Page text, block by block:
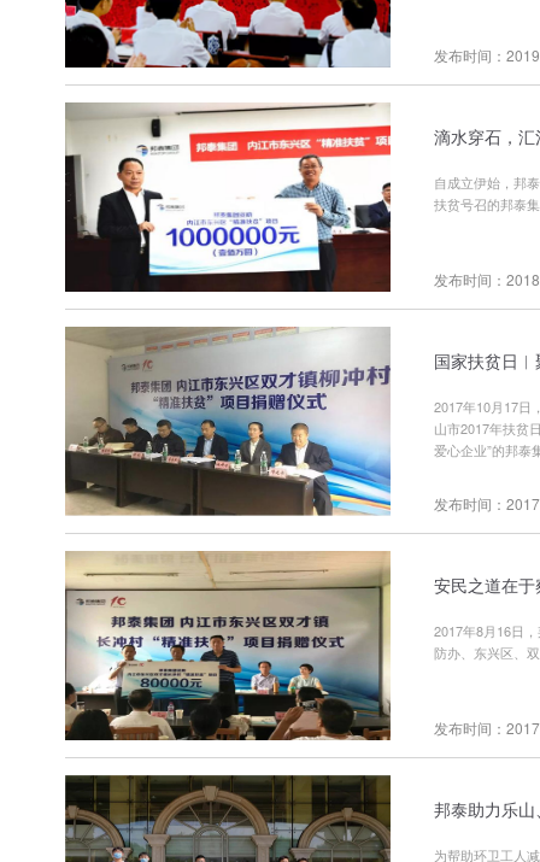
发布时间：
滴水穿石，汇
自成立伊始，邦
扶贫号召的邦泰
发布时间：
国家扶贫日
2017年10月17日
山市2017年扶贫
爱心企业”的邦泰
发布时间：
安民之道在
2017年8月16日
防办、东兴区、
发布时间：
邦泰助力乐
为帮助环卫工人